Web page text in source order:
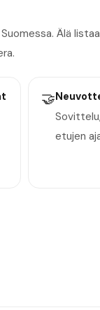
Älä listaa
🤝
etujen